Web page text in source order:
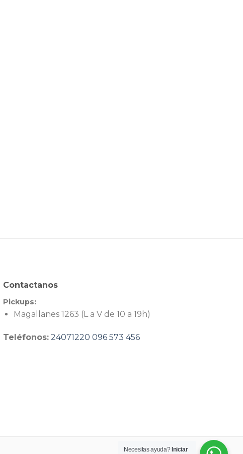
Contactanos
Pickups:
Magallanes 1263 (L a V de 10 a 19h)
Teléfonos: 24071220 096 573 456
Necesitas ayuda? Iniciar